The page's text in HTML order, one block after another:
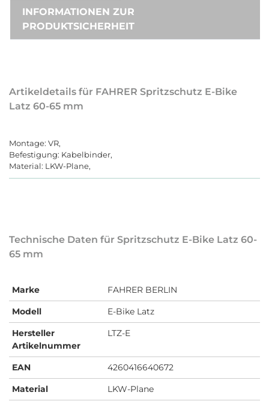
INFORMATIONEN ZUR
PRODUKTSICHERHEIT
Artikeldetails für FAHRER Spritzschutz E-Bike
Latz 60-65 mm
Montage: VR,
Befestigung: Kabelbinder,
Material: LKW-Plane,
Technische Daten für Spritzschutz E-Bike Latz 60-
65 mm
Marke
FAHRER BERLIN
Modell
E-Bike Latz
Hersteller
Artikelnummer
LTZ-E
EAN
4260416640672
Material
LKW-Plane